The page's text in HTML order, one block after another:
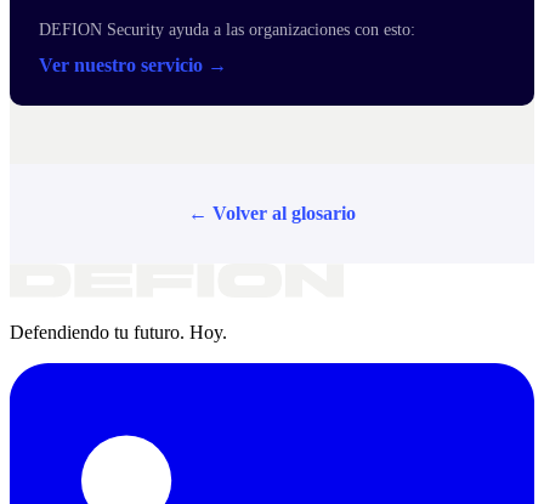
DEFION Security ayuda a las organizaciones con esto:
Ver nuestro servicio →
← Volver al glosario
Defendiendo tu futuro. Hoy.